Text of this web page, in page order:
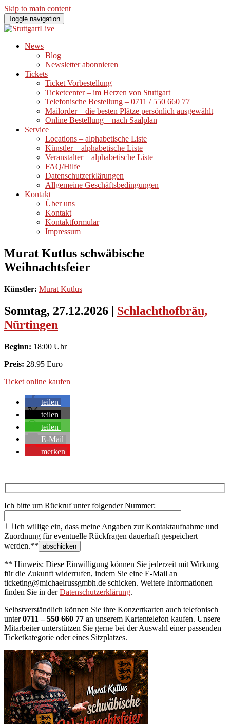
Skip to main content
Toggle navigation
News
Blog
Newsletter abonnieren
Tickets
Ticket Vorbestellung
Ticketcenter – im Herzen von Stuttgart
Telefonische Bestellung – 0711 / 550 660 77
Mailorder – die besten Plätze persönlich ausgewählt
Online Bestellung – nach Saalplan
Service
Locations – alphabetische Liste
Künstler – alphabetische Liste
Veranstalter – alphabetische Liste
FAQ/Hilfe
Datenschutzerklärungen
Allgemeine Geschäftsbedingungen
Kontakt
Über uns
Kontakt
Kontaktformular
Impressum
Murat Kutlus schwäbische
Weihnachtsfeier
Künstler: Murat Kutlus
Sonntag, 27.12.2026 | Schlachthofbräu,
Nürtingen
Beginn: 18:00 Uhr
Preis: 28.95 Euro
Ticket online kaufen
teilen
teilen
teilen
E-Mail
merken
Ich bitte um Rückruf unter folgender Nummer:
Ich willige ein, dass meine Angaben zur Kontaktaufnahme und
Zuordnung für eventuelle Rückfragen dauerhaft gespeichert
werden.**
** Hinweis: Diese Einwilligung können Sie jederzeit mit Wirkung
für die Zukunft widerrufen, indem Sie eine E-Mail an
ticketing@michaelrussgmbh.de schicken. Weitere Informationen
finden Sie in derDatenschutzerklärung.
Selbstverständlich können Sie ihre Konzertkarten auch telefonisch
unter0711 – 550 660 77 an unserem Kartentelefon kaufen. Unsere
Mitarbeiter unterstützen Sie gerne bei der Auswahl einer passenden
Ticketkategorie oder eines Sitzplatzes.